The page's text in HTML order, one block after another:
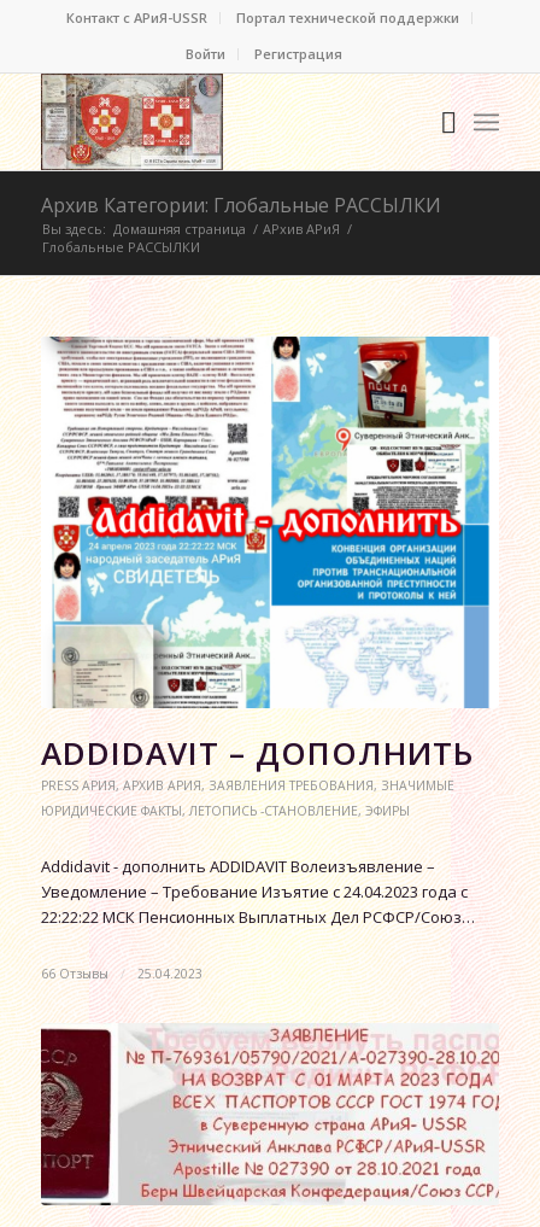
Контакт c АРиЯ-USSR
Портал технической поддержки
Войти
Регистрация
Архив Категории: Глобальные РАССЫЛКИ
Вы здесь: Домашняя страница / АРхив АРиЯ /
Глобальные РАССЫЛКИ
АDDIDAVIT – ДОПОЛНИТЬ
PRESS АРИЯ,АРХИВ АРИЯ,ЗАЯВЛЕНИЯ ТРЕБОВАНИЯ,ЗНАЧИМЫЕ
ЮРИДИЧЕСКИЕ ФАКТЫ,ЛЕТОПИСЬ -СТАНОВЛЕНИЕ,ЭФИРЫ
Аddidavit - дополнить ADDIDAVIT Волеизъявление –
Уведомление – Требование Изъятие с 24.04.2023 года с
22:22:22 МСК Пенсионных Выплатных Дел РСФСР/Союз…
66 Отзывы / 25.04.2023